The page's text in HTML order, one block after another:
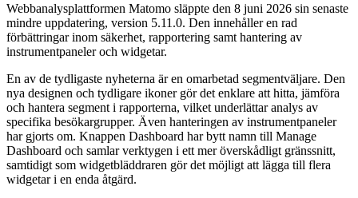
Webbanalysplattformen Matomo släppte den 8 juni 2026 sin senaste
mindre uppdatering, version 5.11.0. Den innehåller en rad
förbättringar inom säkerhet, rapportering samt hantering av
instrumentpaneler och widgetar.
En av de tydligaste nyheterna är en omarbetad segmentväljare. Den
nya designen och tydligare ikoner gör det enklare att hitta, jämföra
och hantera segment i rapporterna, vilket underlättar analys av
specifika besökargrupper. Även hanteringen av instrumentpaneler
har gjorts om. Knappen Dashboard har bytt namn till Manage
Dashboard och samlar verktygen i ett mer överskådligt gränssnitt,
samtidigt som widgetbläddraren gör det möjligt att lägga till flera
widgetar i en enda åtgärd.